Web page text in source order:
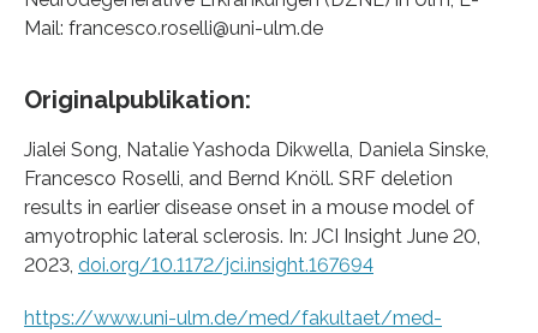
Mail: francesco.roselli@uni-ulm.de
Originalpublikation:
Jialei Song, Natalie Yashoda Dikwella, Daniela Sinske,
Francesco Roselli, and Bernd Knöll. SRF deletion
results in earlier disease onset in a mouse model of
amyotrophic lateral sclerosis. In: JCI Insight June 20,
2023, doi.org/10.1172/jci.insight.167694
https://www.uni-ulm.de/med/fakultaet/med-